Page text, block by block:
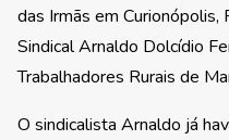
das Irmãs em
Sindical Arnaldo Dolcídio
Trabalhadores Rurais de
O sindicalista Arnaldo já